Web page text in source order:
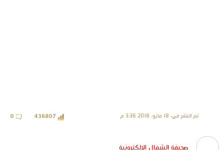
تم النشر في: 18 مايو، 2018 3:36 م 436807
0
صحيفة الشمال الإلكترونية